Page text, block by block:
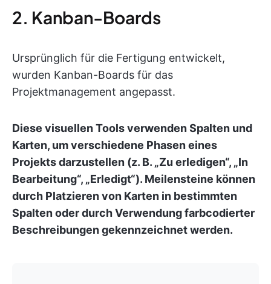
2. Kanban-Boards
Ursprünglich für die Fertigung entwickelt,
wurden Kanban-Boards für das
Projektmanagement angepasst.
Diese visuellen Tools verwenden Spalten und
Karten, um verschiedene Phasen eines
Projekts darzustellen (z. B. „Zu erledigen“, „In
Bearbeitung“, „Erledigt“). Meilensteine können
durch Platzieren von Karten in bestimmten
Spalten oder durch Verwendung farbcodierter
Beschreibungen gekennzeichnet werden.